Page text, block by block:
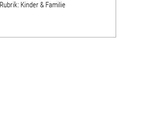
Rubrik: Kinder & Familie